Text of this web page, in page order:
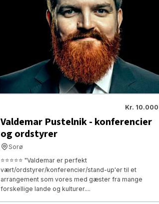
Kr. 10.000
Valdemar Pustelnik - konferencier
og ordstyrer
Sorø
⭐⭐⭐⭐⭐ "Valdemar er perfekt
vært/ordstyrer/konferencier/stand-up'er til et
arrangement som vores med gæster fra mange
forskellige lande og kulturer....